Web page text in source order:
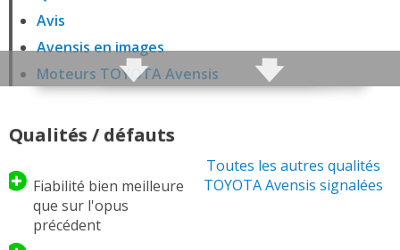
Avis
Avensis en images
Moteurs TOYOTA Avensis
Vie à bord / Intérieur
Break Avansis SW
Comportement routier Avensis
Equipements
Qualités / défauts
Fiabilité bien meilleure
que sur l'opus
précédent
Toutes les autres qualités
TOYOTA Avensis signalées